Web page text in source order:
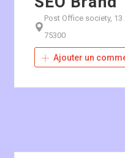
Post Office society, 13
75300
Ajouter un